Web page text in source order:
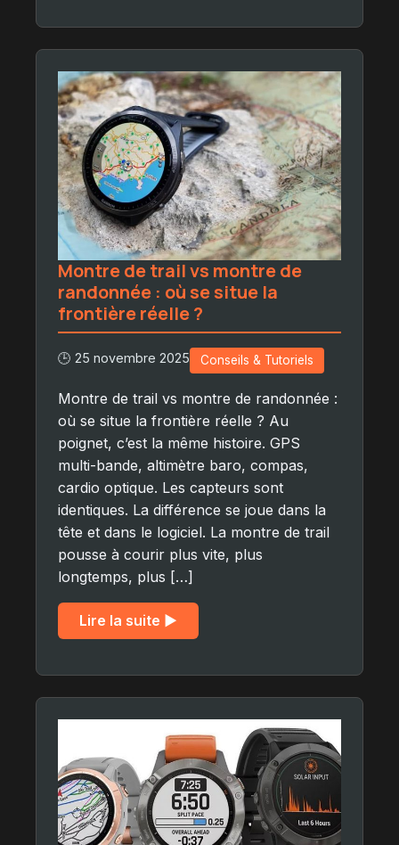
Montre de trail vs montre de
randonnée : où se situe la
frontière réelle ?
🕒 25 novembre 2025 Conseils & Tutoriels
Montre de trail vs montre de randonnée :
où se situe la frontière réelle ? Au
poignet, c’est la même histoire. GPS
multi-bande, altimètre baro, compas,
cardio optique. Les capteurs sont
identiques. La différence se joue dans la
tête et dans le logiciel. La montre de trail
pousse à courir plus vite, plus
longtemps, plus […]
Lire la suite ▶︎